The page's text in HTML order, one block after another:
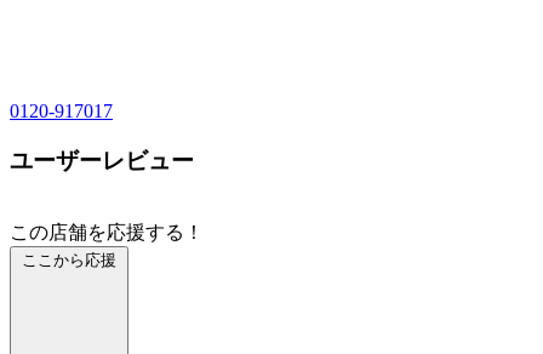
0120-917017
ユーザーレビュー
この店舗を応援する！
ここから応援